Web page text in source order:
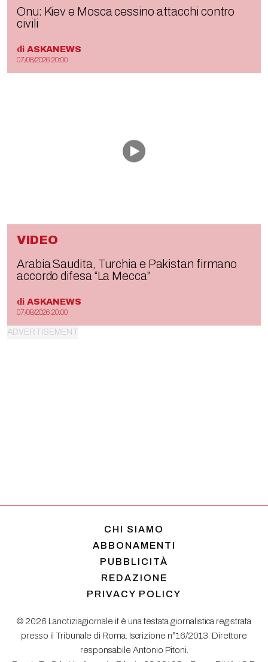
Onu: Kiev e Mosca cessino attacchi contro
civili
di ASKANEWS
07/08/2026 20:00
VIDEO
Arabia Saudita, Turchia e Pakistan firmano
accordo difesa “La Mecca”
di ASKANEWS
07/08/2026 20:00
CHI SIAMO
ABBONAMENTI
PUBBLICITÀ
REDAZIONE
PRIVACY POLICY
© 2026 Lanotiziagiornale.it è una testata giornalistica registrata
presso il Tribunale di Roma. Iscrizione n°16/2013. Direttore
responsabile Antonio Pitoni.